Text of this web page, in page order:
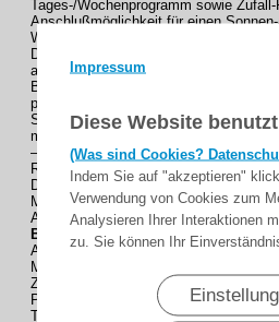
Impressum
Diese Website
(Was sind Cookies?
Indem Sie auf "akzeptieren"
Verwendung von Cookies zum
Analysieren Ihrer Interaktionen
zu. Sie können Ihr
Tages-/Wochenprogramm sowie
Anschlußmöglichkeit für einen
WTS Timer GW-SD
Die Rollladensteuerung steuert 230 V
automatisch per Tages- und
Bedienung oder externen Sensoren.
passen sich Öffnungs- und
Sonnenaufgang und
manueller Betrieb und Zufallsmodus
– ideal zur Anwesenheitssimulation.
Rollläden auf Lichtverhältnisse über
Die Steuerung erfolgt über drei Tasten
Modus-Schalter. Motorlaufzeit,
Astroeinstellungen sind individuell
Betriebsarten
Automatikbetrieb
Manueller Betrieb
Zufallsmodus (± 1 bis 15 Minuten)
Programmierbare Funktionen
Tages- und Wochenprogramme